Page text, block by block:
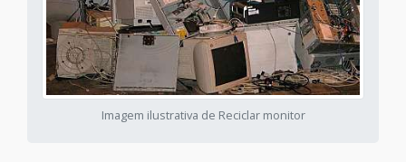
Imagem ilustrativa de Reciclar monitor